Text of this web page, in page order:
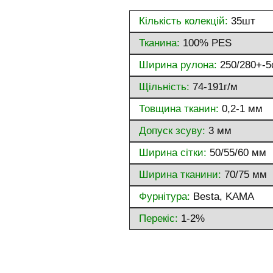
Кількість колекцій: 35шт
Тканина: 100% PES
Ширина рулона: 250/280+-
Щільність: 74-191г/м
Товщина тканин: 0,2-1 мм
Допуск зсуву: 3 мм
Ширина сітки: 50/55/60 мм
Ширина тканини: 70/75 мм
Фурнітура: Besta, KAMA
Перекіс: 1-2%